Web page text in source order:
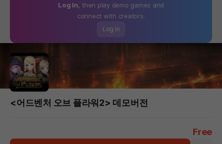
Log In, then play demo games and
connect with creators.
Log In
<어드벤처 오브 플라워2> 데모버전
Free